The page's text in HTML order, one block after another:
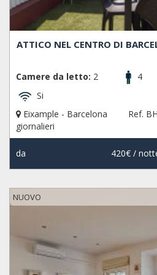
ATTICO NEL CENTRO DI
Camere da letto: 2 4
Si
Eixample - Barcelona
Ref.
giornalieri
da 420€/
NUOVO